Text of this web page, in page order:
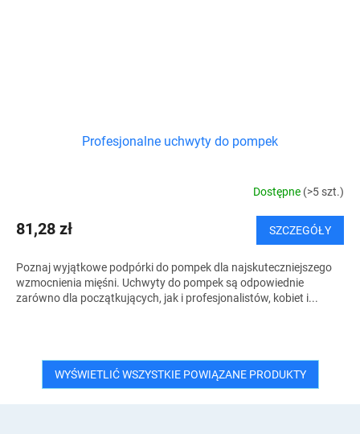
Profesjonalne uchwyty do pompek
Dostępne (>5 szt.)
81,28 zł SZCZEGÓŁY
Poznaj wyjątkowe podpórki do pompek dla najskuteczniejszego
wzmocnienia mięśni. Uchwyty do pompek są odpowiednie
zarówno dla początkujących, jak i profesjonalistów, kobiet i...
WYŚWIETLIĆ WSZYSTKIE POWIĄZANE PRODUKTY